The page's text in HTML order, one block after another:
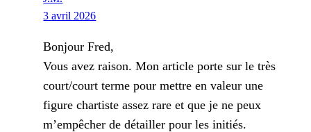
3 avril 2026
Bonjour Fred,
Vous avez raison. Mon article porte sur le très
court/court terme pour mettre en valeur une
figure chartiste assez rare et que je ne peux
m’empêcher de détailler pour les initiés.